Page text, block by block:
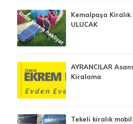
Kemalpaşa
ULUCAK
AYRANCILAR
Kiralama
Tekeli kiralık